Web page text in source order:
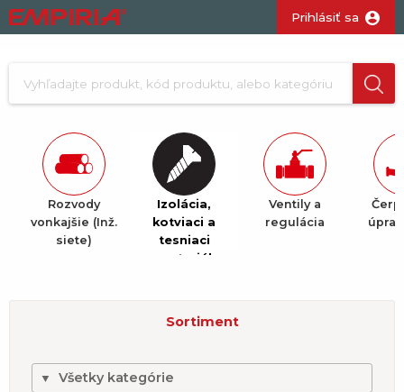
Prihlásiť sa
Rozvody
vonkajšie (Inž.
siete)
Izolácia,
kotviaci a
tesniaci
materiál
Ventily a
regulácia
Sortiment
▼ Všetky kategórie